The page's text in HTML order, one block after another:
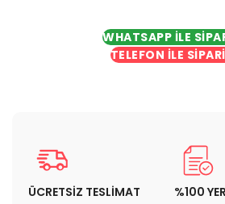
WHATSAPP İLE
TELEFON İLE
ÜCRETSİZ TESLİMAT
%100